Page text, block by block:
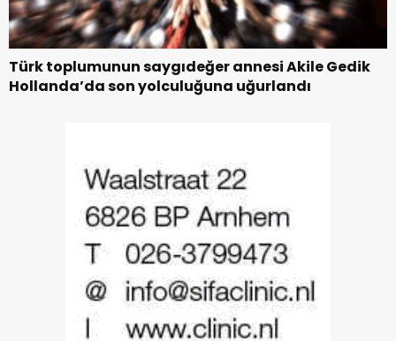
Türk toplumunun saygıdeğer annesi Akile Gedik
Hollanda’da son yolculuğuna uğurlandı